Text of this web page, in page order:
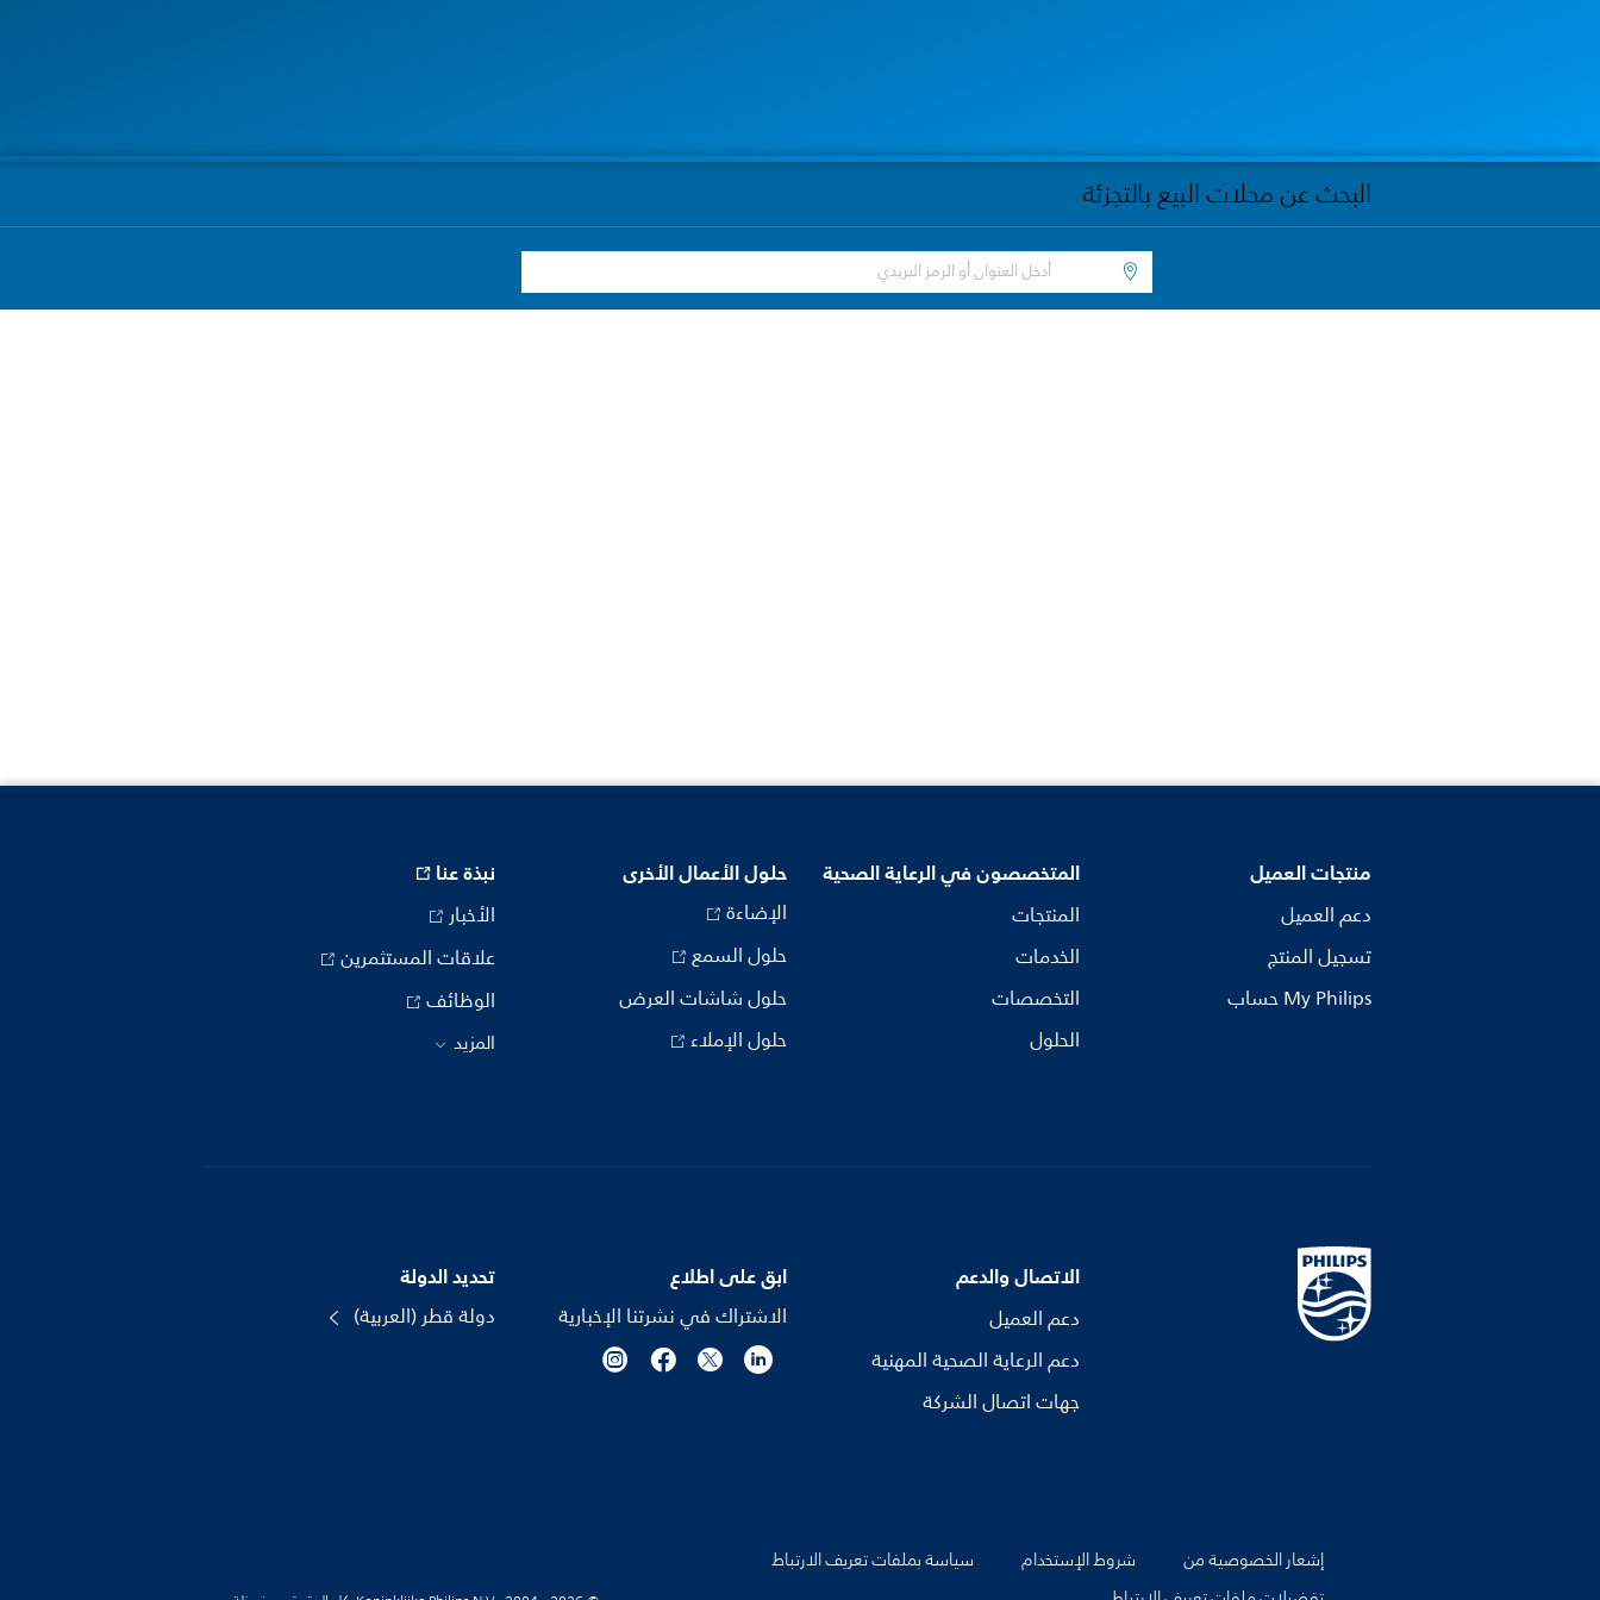
البحث عن محلات البيع بالتجزئة
منتجات العميل
دعم العميل
تسجيل المنتج
My Philips حساب
المتخصصون في الرعاية الصحية
المنتجات
الخدمات
التخصصات
الحلول
حلول الأعمال الأخرى
الإضاءة
حلول السمع
حلول شاشات العرض
حلول الإملاء
نبذة عنا
الأخبار
علاقات المستثمرين
الوظائف
المزيد
الاتصال والدعم
دعم العميل
دعم الرعاية الصحية المهنية
جهات اتصال الشركة
ابق على اطلاع
الاشتراك في نشرتنا الإخبارية
تحديد الدولة
دولة قطر (العربية)
إشعار الخصوصية من شروط الإستخدام
سياسة بملفات تعريف الارتباط